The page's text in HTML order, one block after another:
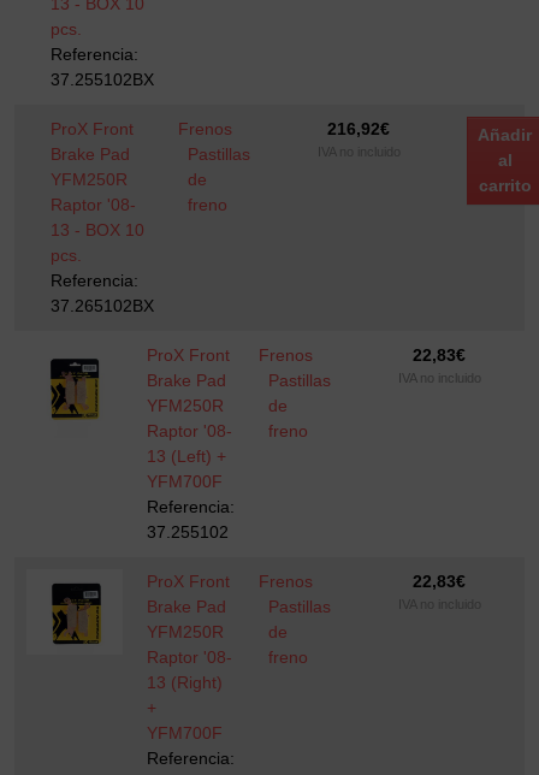
pcs.
Referencia:
37.255102BX
ProX Front
Brake Pad
YFM250R
Raptor '08-
13 - BOX 10
pcs.
Referencia:
37.265102BX
Frenos
Pastillas
de
freno
216,92€
IVA no incluido
Añadir
al
carrito
ProX Front
Brake Pad
YFM250R
Raptor '08-
13 (Left) +
YFM700F
Referencia:
37.255102
Frenos
Pastillas
de
freno
22,83€
IVA no incluido
ProX Front
Brake Pad
YFM250R
Raptor '08-
13 (Right)
+
YFM700F
Referencia:
Frenos
Pastillas
de
freno
22,83€
IVA no incluido